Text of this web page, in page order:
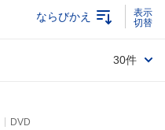
ならびかえ
30件
DVD